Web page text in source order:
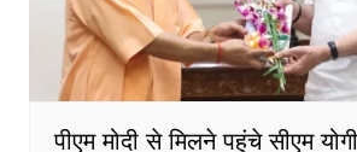
पीएम मोदी से मिलने पहुंचे सीएम